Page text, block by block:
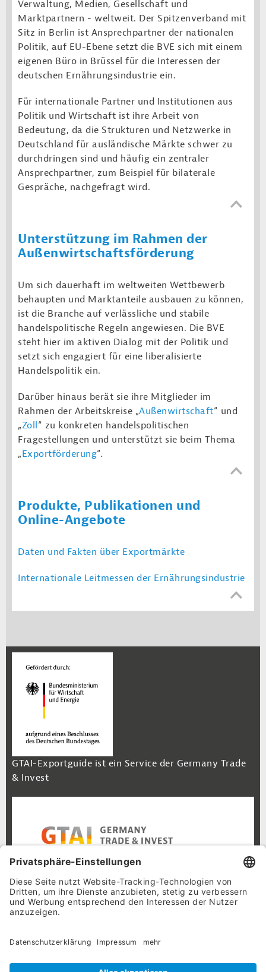
Verwaltung, Medien, Gesellschaft und
Marktpartnern - weltweit. Der Spitzenverband mit
Sitz in Berlin ist Ansprechpartner der nationalen
Politik, auf EU-Ebene setzt die BVE sich mit einem
eigenen Büro in Brüssel für die Interessen der
deutschen Ernährungsindustrie ein.
Für internationale Partner und Institutionen aus
Politik und Wirtschaft ist ihre Arbeit von
Bedeutung, da die Strukturen und Netzwerke in
Deutschland für ausländische Märkte schwer zu
durchdringen sind und häufig ein zentraler
Ansprechpartner, zum Beispiel für bilaterale
Gespräche, nachgefragt wird.
Unterstützung im Rahmen der
Außenwirtschaftsförderung
Um sich dauerhaft im weltweiten Wettbewerb
behaupten und Marktanteile ausbauen zu können,
ist die Branche auf verlässliche und stabile
handelspolitische Regeln angewiesen. Die BVE
steht hier im aktiven Dialog mit der Politik und
setzt sich engagiert für eine liberalisierte
Handelspolitik ein.
Darüber hinaus berät sie ihre Mitglieder im
Rahmen der Arbeitskreise „Außenwirtschaft“ und
„Zoll“ zu konkreten handelspolitischen
Fragestellungen und unterstützt sie beim Thema
„Exportförderung“.
Produkte, Publikationen und
Online-Angebote
Daten und Fakten über Exportmärkte
Internationale Leitmessen der Ernährungsindustrie
GTAI-Exportguide ist ein Service der Germany Trade
& Invest
Footer Navigation
Inhalt
Cookie-Einstellungen
Datenschutz